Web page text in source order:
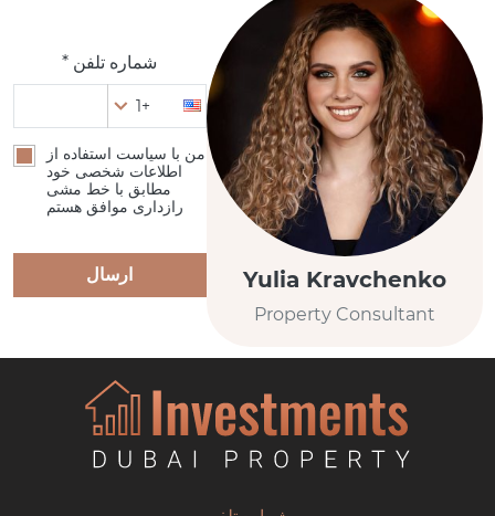
Yulia Kravchenko
Property Consultant
شماره تلفن *
+1
من با سیاست استفاده از
اطلاعات شخصی خود
مطابق با خط مشی
رازداری موافق هستم
ارسال